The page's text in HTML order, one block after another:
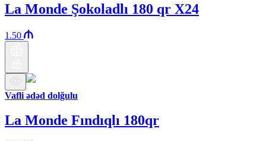
La Monde Şokoladlı 180 qr X24
1.50
Vafli ədəd dolğulu
La Monde Fındıqlı 180qr